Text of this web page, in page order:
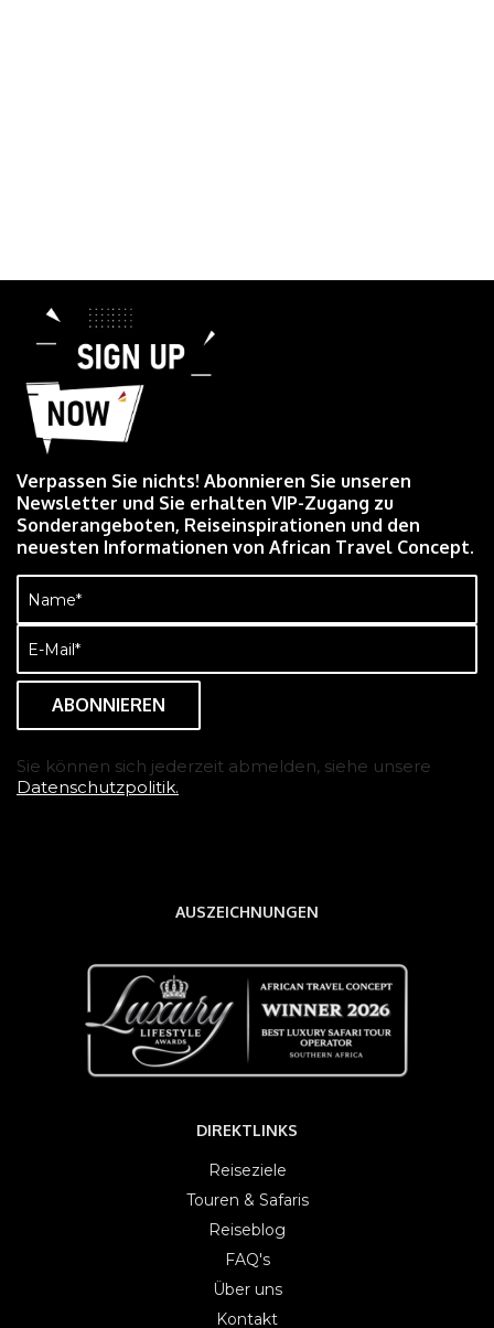
Verpassen Sie nichts! Abonnieren Sie unseren
Newsletter und Sie erhalten VIP-Zugang zu
Sonderangeboten, Reiseinspirationen und den
neuesten Informationen von African Travel Concept.
(erforderlich)
Mail
(erforderlich)
Sie können sich jederzeit abmelden, siehe unsere
Datenschutzpolitik.
AUSZEICHNUNGEN
DIREKTLINKS
Reiseziele
Touren & Safaris
Reiseblog
FAQ's
Über uns
Kontakt